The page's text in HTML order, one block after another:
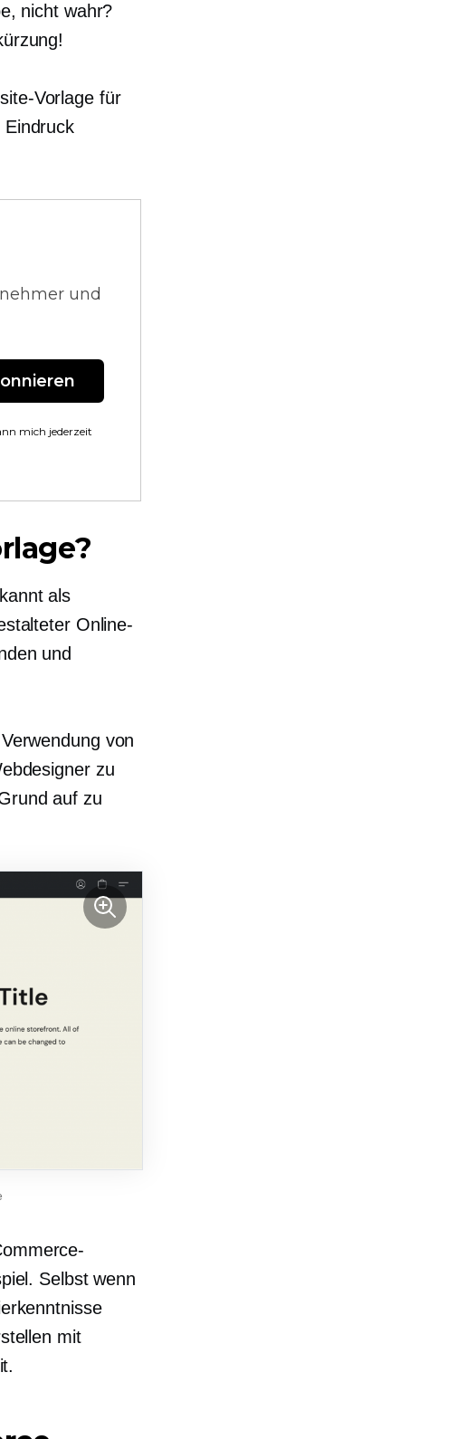
nicht wahr?
Vorlage für
und
mich jederzeit
als
Online-
und
von
zu
auf zu
Selbst wenn
mit